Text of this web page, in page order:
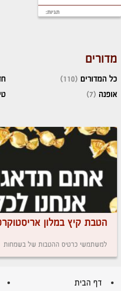
תגיות:
מדורים
כל המדורים (110)
אופנה (7)
הטבת קיץ במלון
למשתמשי כרטיס ההטבות של בשמחות
דף הבית